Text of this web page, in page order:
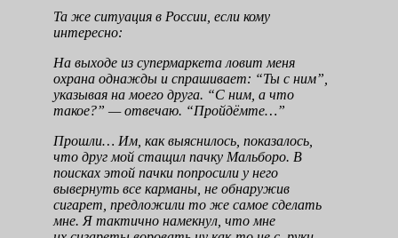
Та же ситуация в России, если кому
интересно:
На выходе из супермаркета ловит меня
охрана однажды и спрашивает: “Ты с ним”,
указывая на моего друга. “С ним, а что
такое?” — отвечаю. “Пройдёмте…”
Прошли… Им, как выяснилось, показалось,
что друг мой стащил пачку Мальборо. В
поисках этой пачки попросили у него
вывернуть все карманы, не обнаружив
сигарет, предложили то же самое сделать
мне. Я тактично намекнул, что мне